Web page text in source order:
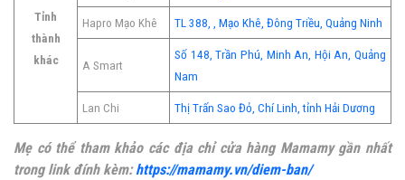
Tỉnh
thành
khác
Hapro Mạo Khê TL 388, , Mạo Khê, Đông Triều, Quảng Ninh
A Smart
Số 148, Trần Phú, Minh An, Hội An, Quảng
Nam
Lan Chi Thị Trấn Sao Đỏ, Chí Linh, tỉnh Hải Dương
Mẹ có thể tham khảo các địa chỉ cửa hàng Mamamy gần nhất
trong link đính kèm:https://mamamy.vn/diem-ban/